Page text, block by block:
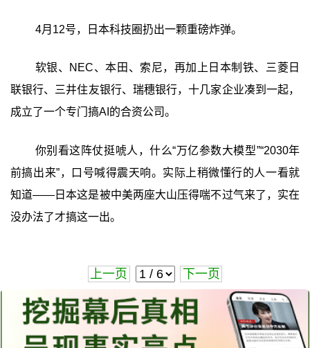
4月12号，日本科技圈扔出一颗重磅炸弹。
软银、NEC、本田、索尼，再加上日本制铁、三菱日
联银行、三井住友银行、瑞穗银行，十几家企业凑到一起，
成立了一个专门搞AI的合资公司。
你别看这阵仗挺唬人，什么“万亿参数大模型”“2030年
前搞出来”，口号喊得震天响。实际上稍微懂行的人一看就
知道——日本这是被中美两座大山压得喘不过气来了，实在
没办法了才搞这一出。
上一页 下一页